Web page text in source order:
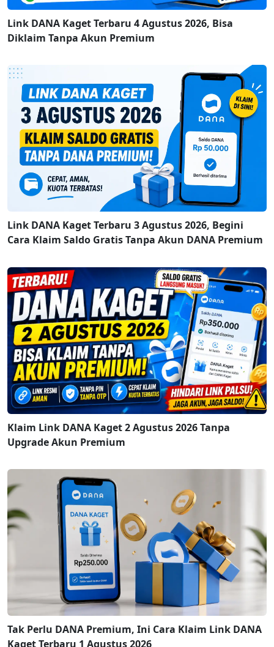
Link DANA Kaget Terbaru 4 Agustus 2026, Bisa
Diklaim Tanpa Akun Premium
Link DANA Kaget Terbaru 3 Agustus 2026, Begini
Cara Klaim Saldo Gratis Tanpa Akun DANA Premium
Klaim Link DANA Kaget 2 Agustus 2026 Tanpa
Upgrade Akun Premium
Tak Perlu DANA Premium, Ini Cara Klaim Link DANA
Kaget Terbaru 1 Agustus 2026